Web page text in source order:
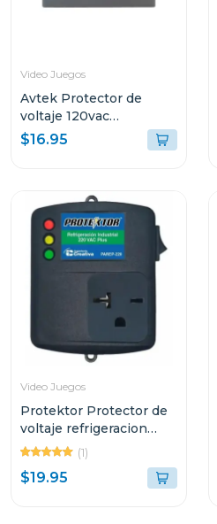
Video Juegos
Avtek Protector de
voltaje 120vac
cortacorriente ptn-1t515
$16.95
Video Juegos
Protektor Protector de
voltaje refrigeracion
industrial 220v
(1)
$19.95